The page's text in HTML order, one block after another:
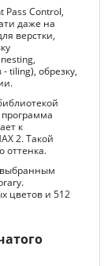
Pass Control,
даже на
верстки,
tiling), обрезку,
программа
к
2. Такой
оттенка.
цветов и 512